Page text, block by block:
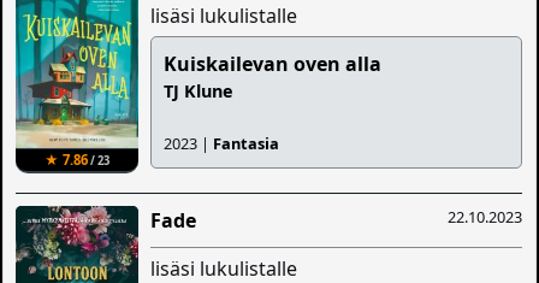
★ 7.86/ 23
lisäsi lukulistalle
Kuiskailevan oven alla
TJ Klune
2023 | Fantasia
22.10.2023
Fade
lisäsi lukulistalle